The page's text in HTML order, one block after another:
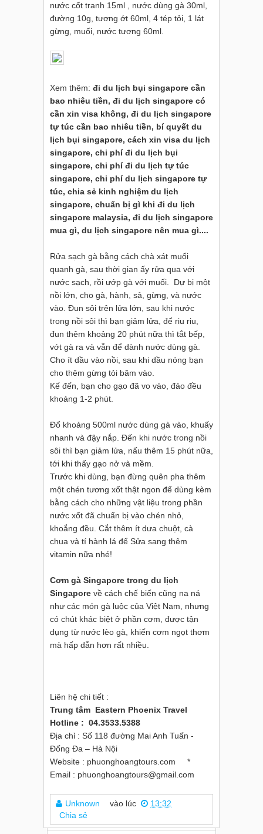
nước cốt tranh 15ml , nước dùng gà 30ml,
đường 10g, tương ớt 60ml, 4 tép tỏi, 1 lát
gừng, muối, nước tương 60ml.
Xem thêm: đi du lịch bụi singapore cần
bao nhiêu tiền, đi du lịch singapore có
cần xin visa không, đi du lịch singapore
tự túc cần bao nhiêu tiền, bí quyết du
lịch bụi singapore, cách xin visa du lịch
singapore, chi phí đi du lịch bụi
singapore, chi phí đi du lịch tự túc
singapore, chi phí du lịch singapore tự
túc, chia sẻ kinh nghiệm du lịch
singapore, chuẩn bị gì khi đi du lịch
singapore malaysia, đi du lịch singapore
mua gì, du lịch singapore nên mua gì....
Rửa sạch gà bằng cách chà xát muối
quanh gà, sau thời gian ấy rửa qua với
nước sạch, rồi ướp gà với muối. Dự bị một
nồi lớn, cho gà, hành, sả, gừng, và nước
vào. Đun sôi trên lửa lớn, sau khi nước
trong nồi sôi thì bạn giảm lửa, để riu riu,
đun thêm khoảng 20 phút nữa thì tắt bếp,
vớt gà ra và vẫn để dành nước dùng gà.
Cho ít dầu vào nồi, sau khi dầu nóng bạn
cho thêm gừng tỏi băm vào.
Kế đến, bạn cho gạo đã vo vào, đảo đều
khoảng 1-2 phút.
Đổ khoảng 500ml nước dùng gà vào, khuấy
nhanh và đậy nắp. Đến khi nước trong nồi
sôi thì bạn giảm lửa, nấu thêm 15 phút nữa,
tới khi thấy gạo nở và mềm.
Trước khi dùng, bạn đừng quên pha thêm
một chén tương xốt thật ngon để dùng kèm
bằng cách cho những vật liệu trong phần
nước xốt đã chuẩn bị vào chén nhỏ,
khoắng đều. Cắt thêm ít dưa chuột, cà
chua và tí hành lá để Sửa sang thêm
vitamin nữa nhé!
Cơm gà Singapore trong du lịch
Singapore về cách chế biến cũng na ná
như các món gà luộc của Việt Nam, nhưng
có chút khác biệt ở phần cơm, được tận
dụng từ nước lèo gà, khiến cơm ngọt thơm
mà hấp dẫn hơn rất nhiều.
Liên hệ chi tiết :
Trung tâm Eastern Phoenix Travel
Hotline : 04.3533.5388
Địa chỉ : Số 118 đường Mai Anh Tuấn -
Đống Đa – Hà Nội
Website : phuonghoangtours.com *
Email : phuonghoangtours@gmail.com
Unknown vào lúc
13:32
Chia sẻ